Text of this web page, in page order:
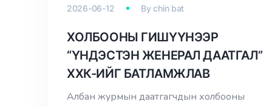
2026-06-12 Bychin bat
ХОЛБООНЫ ГИШҮҮНЭЭР
“ҮНДЭСТЭН ЖЕНЕРАЛ ДААТГАЛ”
ХХК-ИЙГ БАТЛАМЖЛАВ
Албан журмын даатгагчдын холбооны